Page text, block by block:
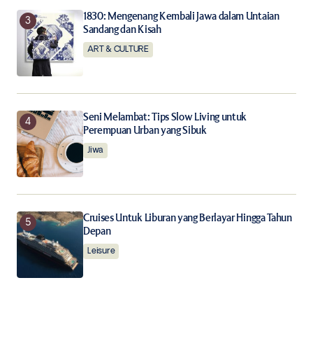
1830: Mengenang Kembali Jawa dalam Untaian
Sandang dan Kisah
ART & CULTURE
Seni Melambat: Tips Slow Living untuk
Perempuan Urban yang Sibuk
Jiwa
Cruises Untuk Liburan yang Berlayar Hingga Tahun
Depan
Leisure